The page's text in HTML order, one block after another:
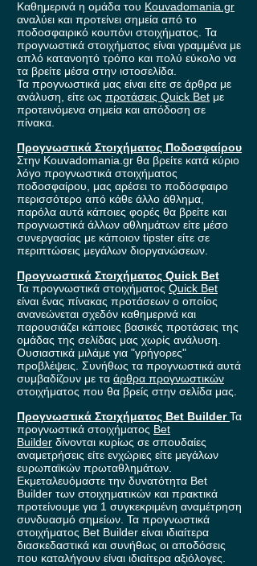
Καθημερινά η ομάδα του Kouvadomania.gr
αναλύει και προτείνει σημεία από το
ποδοσφαιρικό κουπόνι στοιχήματος. Τα
προγνωστικά στοιχήματος είναι γραμμένα με
απλό κατανοητό τρόπο και πολύ εύκολο να
τα βρείτε μέσα στην ιστοσελίδα.
Τα προγνωστικά μας είναι είτε σε άρθρα με
ανάλυση, είτε ως προτάσεις Quick Bet με
προτεινόμενα σημεία και απόδοση σε
πίνακα.
Προγνωστικά Στοιχήματος Ποδοσφαίρου
Στην Kouvadomania.gr θα βρείτε κατά κύριο
λόγο προγνωστικά στοιχήματος
ποδοσφαίρου, μας αρέσει το ποδόσφαιρο
περισσότερο από κάθε άλλο άθλημα,
παρόλα αυτά κάποιες φορές θα βρείτε και
προγνωστικά άλλων αθλημάτων είτε μέσο
συνεργασίας με κάποιον tipster είτε σε
περιπτώσεις μεγάλων διοργανώσεων.
Προγνωστικά Στοιχήματος Quick Bet
Τα προγνωστικά στοιχήματος Quick Bet
είναι ένας πίνακας προτάσεων ο οποίος
ανανεώνεται σχεδόν καθημερινά και
παρουσιάζει κάποιες βασικές προτάσεις της
ομάδας της σελίδας μας χωρίς ανάλυση.
Ουσιαστικά μιλάμε για "γρήγορες"
προβλέψεις. Συνήθως τα προγνωστικά αυτά
συμβαδίζουν με τα άρθρα προγνωστικών
στοιχήματος που θα βρείς στην σελίδα μας.
Προγνωστικά Στοιχήματος Bet BuilderΤα
προγνωστικά στοιχήματος Bet
Builder δίνονται κυρίως σε σπουδαίες
αναμετρήσεις είτε ενχώριες είτε μεγάλων
ευρωπαϊκών πρωταθλημάτων.
Εκμεταλευόμαστε την δυνατότητα Bet
Builder των στοιχηματικών και πρακτικά
προτείνουμε για 1 συγκεκριμένη αναμέτρηση
συνδυασμό σημείων. Τα προγνωστικά
στοιχήματος Bet Builder είναι ιδιαίτερα
διασκεδαστικά και συνήθως οι αποδόσεις
που καταλήγουν είναι ιδιαίτερα αξιόλογες.